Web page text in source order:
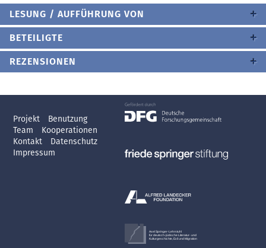
LESUNG / AUFFÜHRUNG VON
BETEILIGTE
REZENSIONEN
Projekt
Benutzung
Team
Kooperationen
Kontakt
Datenschutz
Impressum
Axel Springer-Lehrstuhl
für deutsch-jüdische Literatur- und
Kulturgeschichte, Exil und Migration